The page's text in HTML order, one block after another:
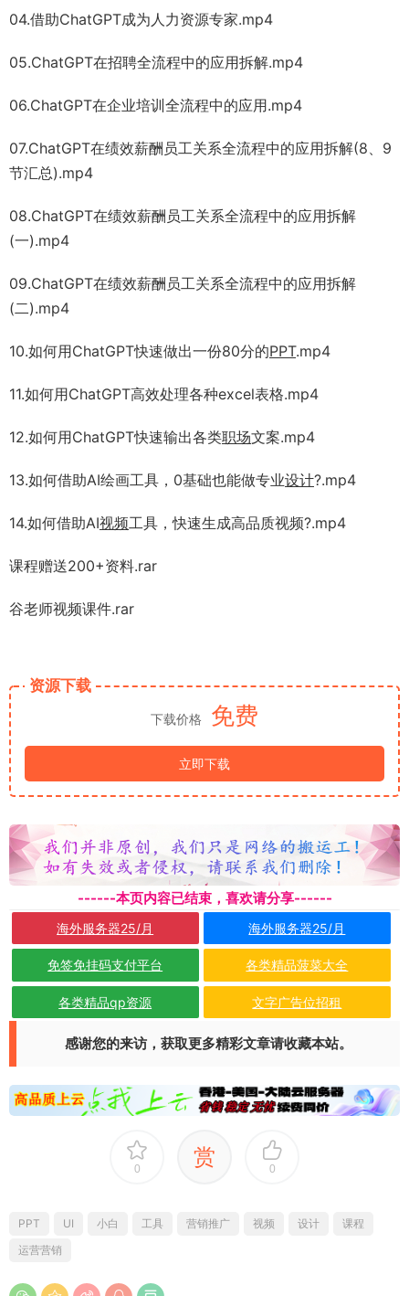
04.借助ChatGPT成为人力资源专家.mp4
05.ChatGPT在招聘全流程中的应用拆解.mp4
06.ChatGPT在企业培训全流程中的应用.mp4
07.ChatGPT在绩效薪酬员工关系全流程中的应用拆解(8、9
节汇总).mp4
08.ChatGPT在绩效薪酬员工关系全流程中的应用拆解
(一).mp4
09.ChatGPT在绩效薪酬员工关系全流程中的应用拆解
(二).mp4
10.如何用ChatGPT快速做出一份80分的PPT.mp4
11.如何用ChatGPT高效处理各种excel表格.mp4
12.如何用ChatGPT快速输出各类职场文案.mp4
13.如何借助AI绘画工具，0基础也能做专业设计?.mp4
14.如何借助AI视频工具，快速生成高品质视频?.mp4
课程赠送200+资料.rar
谷老师视频课件.rar
资源下载
下载价格 免费
立即下载
------本页内容已结束，喜欢请分享------
海外服务器25/月 海外服务器25/月
免签免挂码支付平台 各类精品菠菜大全
各类精品qp资源 文字广告位招租
感谢您的来访，获取更多精彩文章请收藏本站。
0 赏 0
PPT UI 小白 工具 营销推广 视频 设计
课程
运营营销